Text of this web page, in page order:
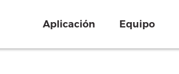
Aplicación Equipo